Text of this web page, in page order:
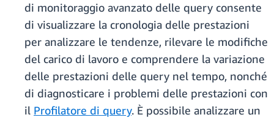
di monitoraggio avanzato delle query consente
di visualizzare la cronologia delle prestazioni
per analizzare le tendenze, rilevare le modifiche
del carico di lavoro e comprendere la variazione
delle prestazioni delle query nel tempo, nonché
di diagnosticare i problemi delle prestazioni con
il Profilatore di query. È possibile analizzare un